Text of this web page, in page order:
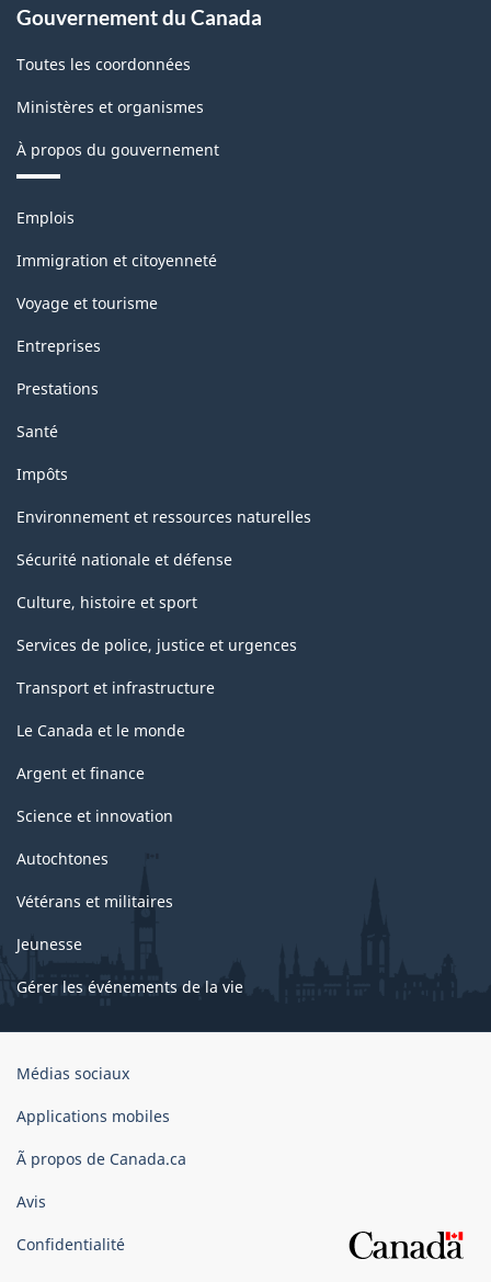
-
Structure
de
classification
Gouvernement du Canada
Toutes les coordonnées
Ministères et organismes
À propos du gouvernement
Thèmes
sujets
Emplois
Immigration et citoyenneté
Voyage et tourisme
Entreprises
Prestations
Santé
Impôts
Environnement et ressources naturelles
Sécurité nationale et défense
Culture, histoire et sport
Services de police, justice et urgences
Transport et infrastructure
Le Canada et le monde
Argent et finance
Science et innovation
Autochtones
Vétérans et militaires
Jeunesse
Gérer les événements de la vie
Organisation
gouvernement
Canada
Médias sociaux
Applications mobiles
Ã propos de Canada.ca
Avis
Confidentialité